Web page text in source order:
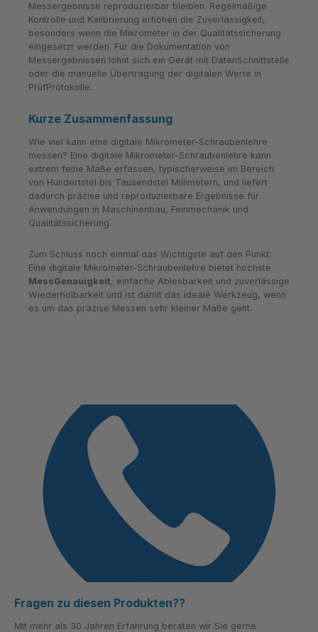
Messergebnisse reproduzierbar bleiben. Regelmäßige
Kontrolle und Kalibrierung erhöhen die Zuverlässigkeit,
besonders wenn die Mikrometer in der Qualitätssicherung
eingesetzt werden. Für die Dokumentation von
Messergebnissen lohnt sich ein Gerät mit DatenSchnittstelle
oder die manuelle Übertragung der digitalen Werte in
PrüfProtokolle.
Kurze Zusammenfassung
Wie viel kann eine digitale Mikrometer-Schraubenlehre
messen? Eine digitale Mikrometer-Schraubenlehre kann
extrem feine Maße erfassen, typischerweise im Bereich
von Hundertstel bis Tausendstel Millimetern, und liefert
dadurch präzise und reproduzierbare Ergebnisse für
Anwendungen in Maschinenbau, Feinmechanik und
Qualitätssicherung.
Zum Schluss noch einmal das Wichtigste auf den Punkt:
Eine digitale Mikrometer-Schraubenlehre bietet höchste
MessGenauigkeit, einfache Ablesbarkeit und zuverlässige
Wiederholbarkeit und ist damit das ideale Werkzeug, wenn
es um das präzise Messen sehr kleiner Maße geht.
Fragen zu diesen Produkten??
Mit mehr als 30 Jahren Erfahrung beraten wir Sie gerne